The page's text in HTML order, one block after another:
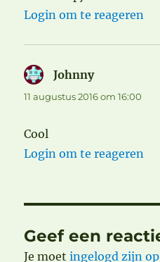
Login om te reageren
Johnnyschreef:
11 augustus 2016 om 16:00
Cool
Login om te reageren
Geef een
Je moetingelogd zijn op